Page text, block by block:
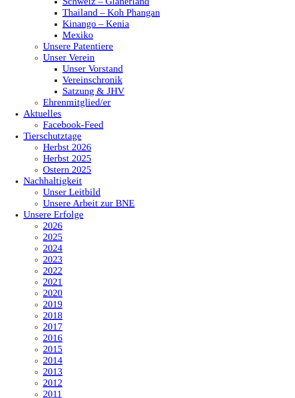
Thailand – Koh Phangan
Kinango – Kenia
Mexiko
Unsere Patentiere
Unser Verein
Unser Vorstand
Vereinschronik
Satzung & JHV
Ehrenmitglied/er
Aktuelles
Facebook-Feed
Tierschutztage
Herbst 2026
Herbst 2025
Ostern 2025
Nachhaltigkeit
Unser Leitbild
Unsere Arbeit zur BNE
Unsere Erfolge
2026
2025
2024
2023
2022
2021
2020
2019
2018
2017
2016
2015
2014
2013
2012
2011